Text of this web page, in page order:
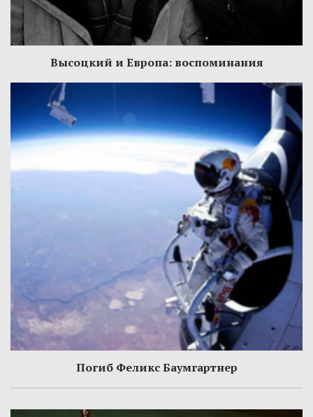
Высоцкий и Европа: воспоминания
Погиб Феликс Баумгартнер